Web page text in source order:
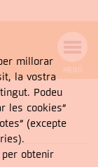
MENÚ
millorar
la vostra
Podeu
les cookies”
(excepte
obtenir